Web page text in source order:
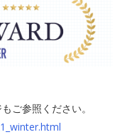
ご参照ください。